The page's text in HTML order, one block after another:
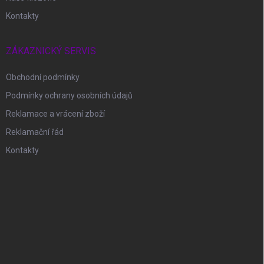
Kontakty
ZÁKAZNICKÝ SERVIS
Obchodní podmínky
Podmínky ochrany osobních údajů
Reklamace a vrácení zboží
Reklamační řád
Kontakty